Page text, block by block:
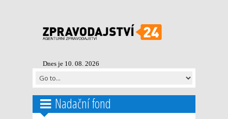
Dnes je 10. 08. 2026
Nadační fond